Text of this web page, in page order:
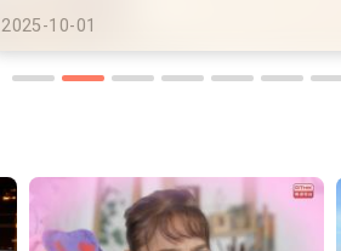
车充电站
2025-10-02